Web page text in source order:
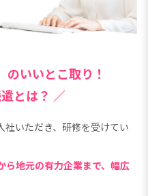
のいいとこ取り！
とは？ ／
社いただき、研修を受けてい
ら地元の有力企業まで、幅広